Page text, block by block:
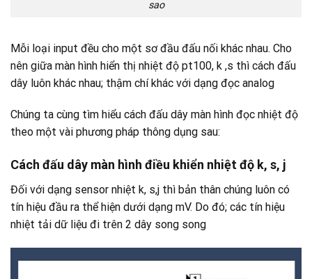
sao
Mỗi loại input đều cho một sơ đầu đấu nối khác nhau. Cho
nên giữa màn hình hiển thị nhiệt độ pt100, k ,s thì cách đấu
dây luôn khác nhau; thậm chí khác với dạng đọc analog
Chúng ta cùng tìm hiểu cách đấu dây màn hình đọc nhiệt độ
theo một vài phương pháp thông dụng sau:
Cách đấu dây màn hình điều khiển nhiệt độ k, s, j
Đối với dạng sensor nhiệt k, s,j thì bản thân chúng luôn có
tín hiệu đầu ra thể hiện dưới dạng mV. Do đó; các tín hiệu
nhiệt tải dữ liệu đi trên 2 dây song song